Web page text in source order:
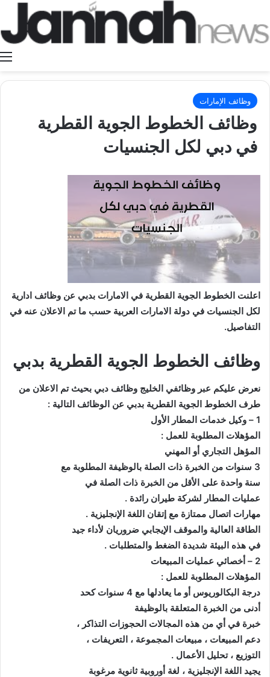
وظائف الإمارات
وظائف الخطوط الجوية القطرية
في دبي لكل الجنسيات
اعلنت الخطوط الجوية القطرية في الامارات بدبي عن وظائف ادارية
لكل الجنسيات في دولة الامارات العربية حسب ما تم الاعلان عنه في
التفاصيل.
وظائف الخطوط الجوية القطرية بدبي
نعرض عليكم عبر وظائفي الخليج وظائف دبي بحيث تم الاعلان من
طرف الخطوط الجوية القطرية بدبي عن الوظائف التالية :
1 – ﻭﻛﻴﻞ ﺧﺪﻣﺎﺕ ﺍﻟﻤﻄﺎﺭ ﺍﻷﻭﻝ
ﺍﻟﻤﺆﻫﻼﺕ ﺍﻟﻤﻄﻠﻮﺑﺔ ﻟﻠﻌﻤﻞ :
ﺍﻟﻤﺆﻫﻞ ﺍﻟﺘﺠﺎﺭﻱ ﺃﻭ ﺍﻟﻤﻬﻨﻲ
3 ﺳﻨﻮﺍﺕ ﻣﻦ ﺍﻟﺨﺒﺮﺓ ﺫﺍﺕ ﺍﻟﺼﻠﺔ ﺑﺎﻟﻮﻇﻴﻔﺔ ﺍﻟﻤﻄﻠﻮﺑﺔ ﻣﻊ
ﺳﻨﺔ ﻭﺍﺣﺪﺓ ﻋﻠﻰ ﺍﻷﻗﻞ ﻣﻦ ﺍﻟﺨﺒﺮﺓ ﺫﺍﺕ ﺍﻟﺼﻠﺔ ﻓﻲ
ﻋﻤﻠﻴﺎﺕ ﺍﻟﻤﻄﺎﺭ ﻟﺸﺮﻛﺔ ﻃﻴﺮﺍﻥ ﺭﺍﺋﺪﺓ .
ﻣﻬﺎﺭﺍﺕ ﺍﺗﺼﺎﻝ ﻣﻤﺘﺎﺯﺓ ﻣﻊ ﺇﺗﻘﺎﻥ ﺍﻟﻠﻐﺔ ﺍﻹﻧﺠﻠﻴﺰﻳﺔ .
ﺍﻟﻄﺎﻗﺔ ﺍﻟﻌﺎﻟﻴﺔ ﻭﺍﻟﻤﻮﻗﻒ ﺍﻹﻳﺠﺎﺑﻲ ﺿﺮﻭﺭﻳﺎﻥ ﻷﺩﺍﺀ ﺟﻴﺪ
ﻓﻲ ﻫﺬﻩ ﺍﻟﺒﻴﺌﺔ ﺷﺪﻳﺪﺓ ﺍﻟﻀﻐﻂ ﻭﺍﻟﻤﺘﻄﻠﺒﺎﺕ .
2 – ﺃﺧﺼﺎﺋﻲ ﻋﻤﻠﻴﺎﺕ ﺍﻟﻤﺒﻴﻌﺎﺕ
ﺍﻟﻤﺆﻫﻼﺕ ﺍﻟﻤﻄﻠﻮﺑﺔ ﻟﻠﻌﻤﻞ :
ﺩﺭﺟﺔ ﺍﻟﺒﻜﺎﻟﻮﺭﻳﻮﺱ ﺃﻭ ﻣﺎ ﻳﻌﺎﺩﻟﻬﺎ ﻣﻊ 4 ﺳﻨﻮﺍﺕ ﻛﺤﺪ
ﺃﺩﻧﻰ ﻣﻦ ﺍﻟﺨﺒﺮﺓ ﺍﻟﻤﺘﻌﻠﻘﺔ ﺑﺎﻟﻮﻇﻴﻔﺔ
ﺧﺒﺮﺓ ﻓﻲ ﺃﻱ ﻣﻦ ﻫﺬﻩ ﺍﻟﻤﺠﺎﻻﺕ ﺍﻟﺤﺠﻮﺯﺍﺕ ﺍﻟﺘﺬﺍﻛﺮ ،
ﺩﻋﻢ ﺍﻟﻤﺒﻴﻌﺎﺕ ، ﻣﺒﻴﻌﺎﺕ ﺍﻟﻤﺠﻤﻮﻋﺔ ، ﺍﻟﺘﻌﺮﻳﻔﺎﺕ ،
ﺍﻟﺘﻮﺯﻳﻊ ، ﺗﺤﻠﻴﻞ ﺍﻷﻋﻤﺎﻝ .
ﻳﺠﻴﺪ ﺍﻟﻠﻐﺔ ﺍﻹﻧﺠﻠﻴﺰﻳﺔ ، ﻟﻐﺔ ﺃﻭﺭﻭﺑﻴﺔ ﺛﺎﻧﻮﻳﺔ ﻣﺮﻏﻮﺑﺔ